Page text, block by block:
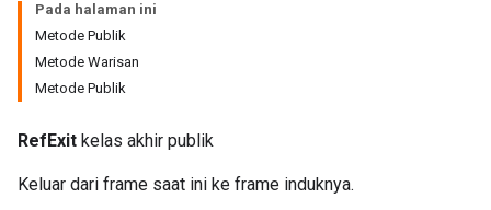
Pada halaman ini
Metode Publik
Metode Warisan
Metode Publik
RefExit kelas akhir publik
Keluar dari frame saat ini ke frame induknya.